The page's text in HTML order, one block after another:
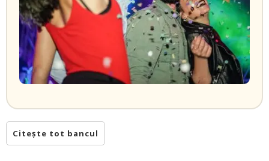
Citește tot bancul